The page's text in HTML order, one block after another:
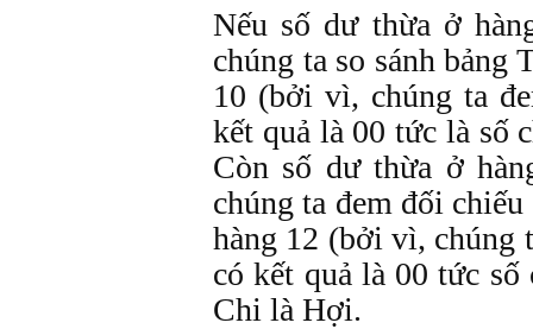
Nếu số dư thừa ở
chúng ta so sánh bảng
10 (bởi vì, chúng ta
kết quả là 00 tức là số
Còn số dư thừa ở
chúng ta đem đối
hàng 12 (bởi vì, chúng
có kết quả là 00 tức
Chi là Hợi.